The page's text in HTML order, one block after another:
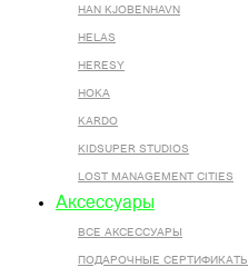
HAN KJOBENHAVN
HELAS
HERESY
HOKA
KARDO
KIDSUPER STUDIOS
LOST MANAGEMENT CITIES
Аксессуары
ВСЕ AКСЕССУАРЫ
ПОДАРОЧНЫЕ СЕРТИФИКАТЫ